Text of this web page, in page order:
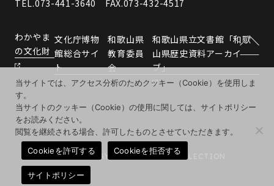
TEL.073-441-3640 FAX.073-432-4517
わかやま
の文化財
文化庁博物
館総合サイ
ト
和歌山県
教育委員
会
和歌山県立文書館「和歌
山県歴史資料アーカイ
ブ」
© 2026 WAKAYAMA MUSEUMS COLLECTION
当サイトでは、アクセス分析のためクッキー（Cookie）を使用しま
す。
当サイトのクッキー（Cookie）の使用に関しては、サイトポリシー
をお読みください。
閲覧を継続される場合、許可したものとさせていただきます。
Cookieを許可する
Cookieを拒否する
サイトポリシー